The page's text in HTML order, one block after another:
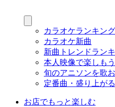
カラオケランキング
カラオケ新曲
新曲トレンドラン
本人映像で楽しもう
旬のアニソンを歌
定番曲・盛り上が
お店でもっと楽しむ